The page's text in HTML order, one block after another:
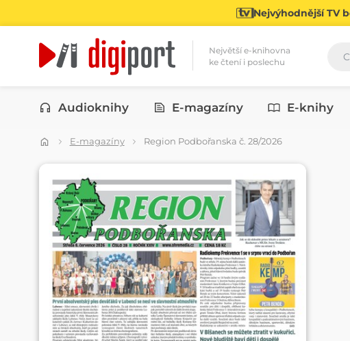
Nejvýhodnější TV
Největší e-knihovna
ke čtení i poslechu
Kategorie
Audioknihy E-magazíny E-knihy
E-magazíny Region Podbořanska č. 28/2026